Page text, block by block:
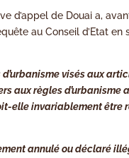
d’appel de Douai a,
au Conseil d’Etat en
visés aux
aux règles
elle invariablement être
annulé ou déclaré